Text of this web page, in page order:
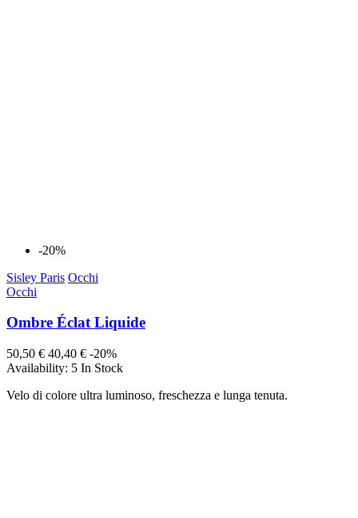
-20%
Sisley Paris Occhi
Occhi
Ombre Éclat Liquide
50,50 € 40,40 € -20%
Availability: 5 In Stock
Velo di colore ultra luminoso, freschezza e lunga tenuta.